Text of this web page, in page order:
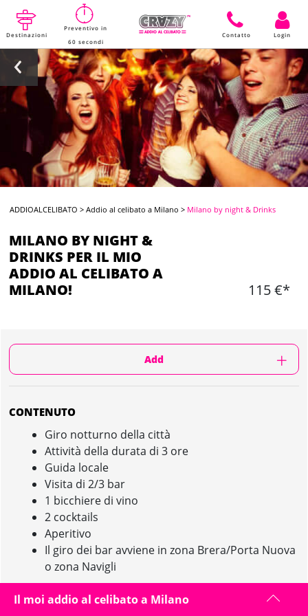
Destinazioni
Preventivo in
60 secondi
Contatto Login
ADDIOALCELIBATO >Addio al celibato a Milano > Milano by night & Drinks
MILANO BY NIGHT &
DRINKS PER IL MIO
ADDIO AL CELIBATO A
MILANO!
115 €*
Add
CONTENUTO
Giro notturno della città
Attività della durata di 3 ore
Guida locale
Visita di 2/3 bar
1 bicchiere di vino
2 cocktails
Aperitivo
Il giro dei bar avviene in zona Brera/Porta Nuova
o zona Navigli
Il moi addio al celibato a Milano